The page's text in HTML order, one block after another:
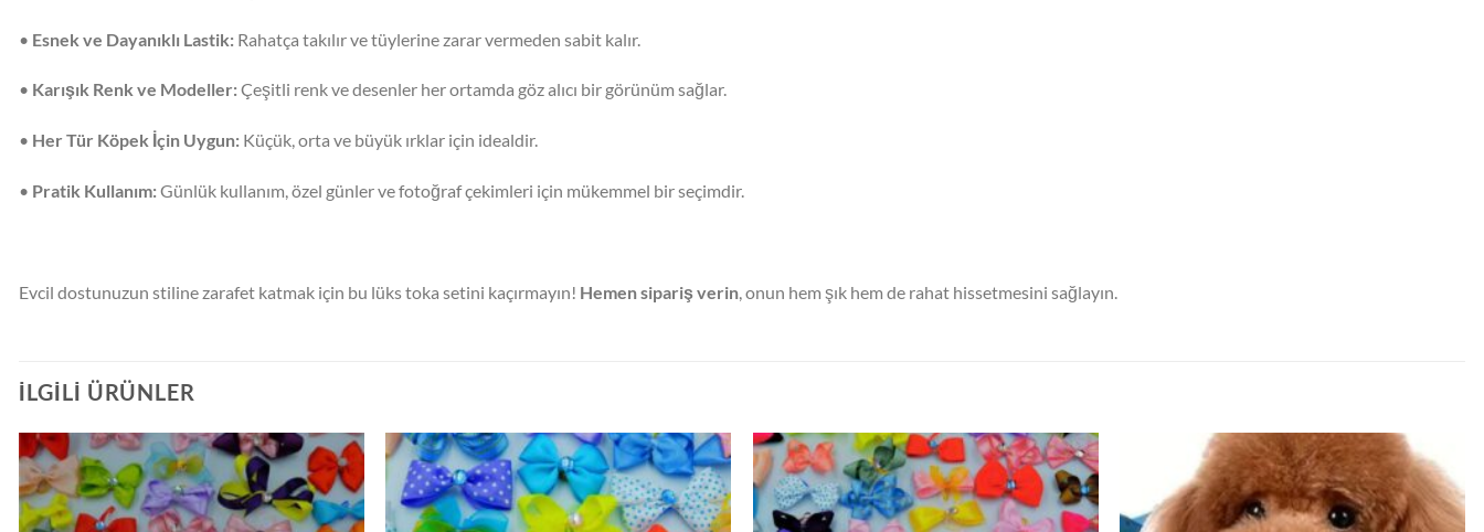
• Esnek ve Dayanıklı Lastik: Rahatça takılır ve tüylerine zarar vermeden sabit kalır.
• Karışık Renk ve Modeller:Çeşitli renk ve desenler her ortamda göz alıcı bir görünüm sağlar.
• Her Tür Köpek İçin Uygun: Küçük, orta ve büyük ırklar için idealdir.
• Pratik Kullanım:Günlük kullanım, özel günler ve fotoğraf çekimleri için mükemmel bir seçimdir.
Evcil dostunuzun stiline zarafet katmak için bu lüks toka setini kaçırmayın! Hemen sipariş verin , onun hem şık hem de rahat hissetmesini sağlayın.
İLGILI ÜRÜNLER